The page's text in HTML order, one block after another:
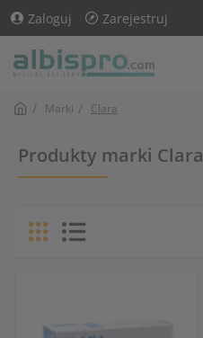
Zaloguj Zarejestruj
Marki Clara
Produkty marki Clara